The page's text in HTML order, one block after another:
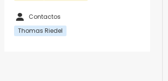
Contactos
Thomas Riedel